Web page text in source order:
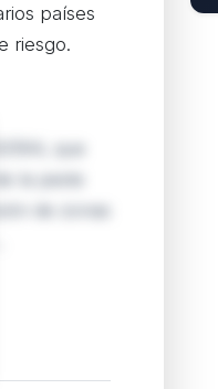
países
riesgo.
594, que
la peste
de zonas